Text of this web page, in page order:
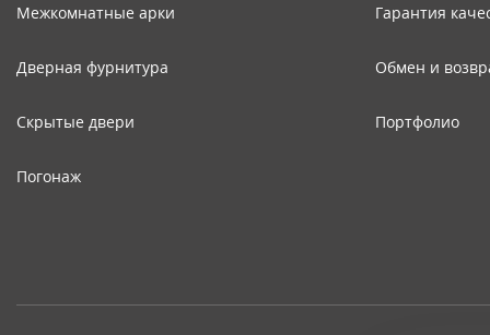
Межкомнатные арки
Дверная фурнитура
Скрытые двери
Погонаж
Гарантия
Обмен и
Портфолио